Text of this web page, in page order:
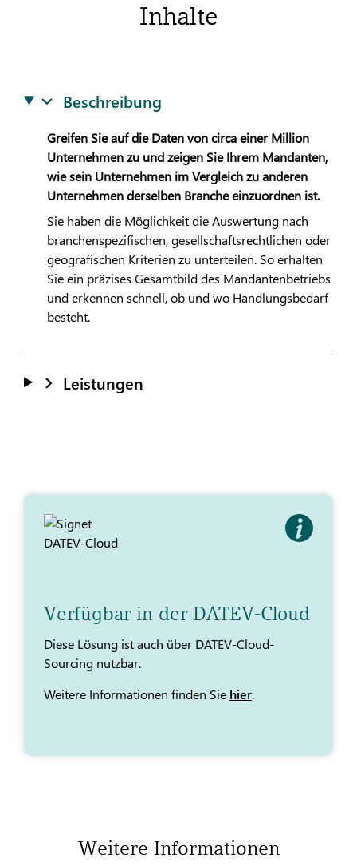
Inhalte
Beschreibung
Greifen Sie auf die Daten von circa einer Million
Unternehmen zu und zeigen Sie Ihrem Mandanten,
wie sein Unternehmen im Vergleich zu anderen
Unternehmen derselben Branche einzuordnen ist.
Sie haben die Möglichkeit die Auswertung nach
branchenspezifischen, gesellschaftsrechtlichen oder
geografischen Kriterien zu unterteilen. So erhalten
Sie ein präzises Gesamtbild des Mandantenbetriebs
und erkennen schnell, ob und wo Handlungsbedarf
besteht.
Leistungen
Verfügbar in der DATEV-Cloud
Diese Lösung ist auch über DATEV-Cloud-
Sourcing nutzbar.
Weitere Informationen finden Sie hier.
Weitere Informationen